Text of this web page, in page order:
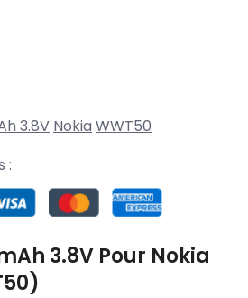
3.8V Nokia WWT50
:
3.8V Pour Nokia